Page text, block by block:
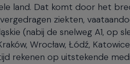
land. Dat komt door het
ziekten,
(nabij de snelweg A1, op
Wrocław, Łódź,
rekenen op uitstekende